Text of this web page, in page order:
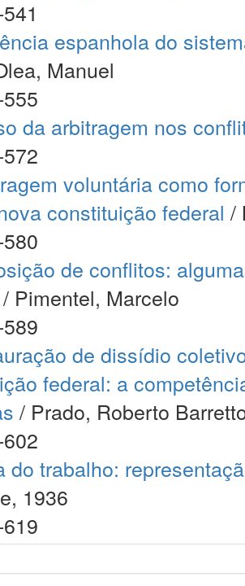
espanhola do
Manuel
da arbitragem nos
voluntária como
constituição federal /
de conflitos:
/ Pimentel, Marcelo
de dissídio
federal: a
/ Prado, Roberto
do trabalho:
1936